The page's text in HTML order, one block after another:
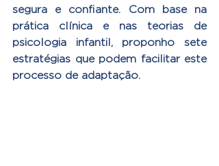
segura e confiante. Com base na
prática clínica e nas teorias de
psicologia infantil, proponho sete
estratégias que podem facilitar este
processo de adaptação.